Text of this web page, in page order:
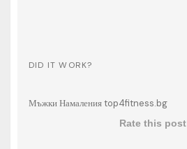
DID IT WORK?
Мъжки Намаления top4fitness.bg
Rate this post